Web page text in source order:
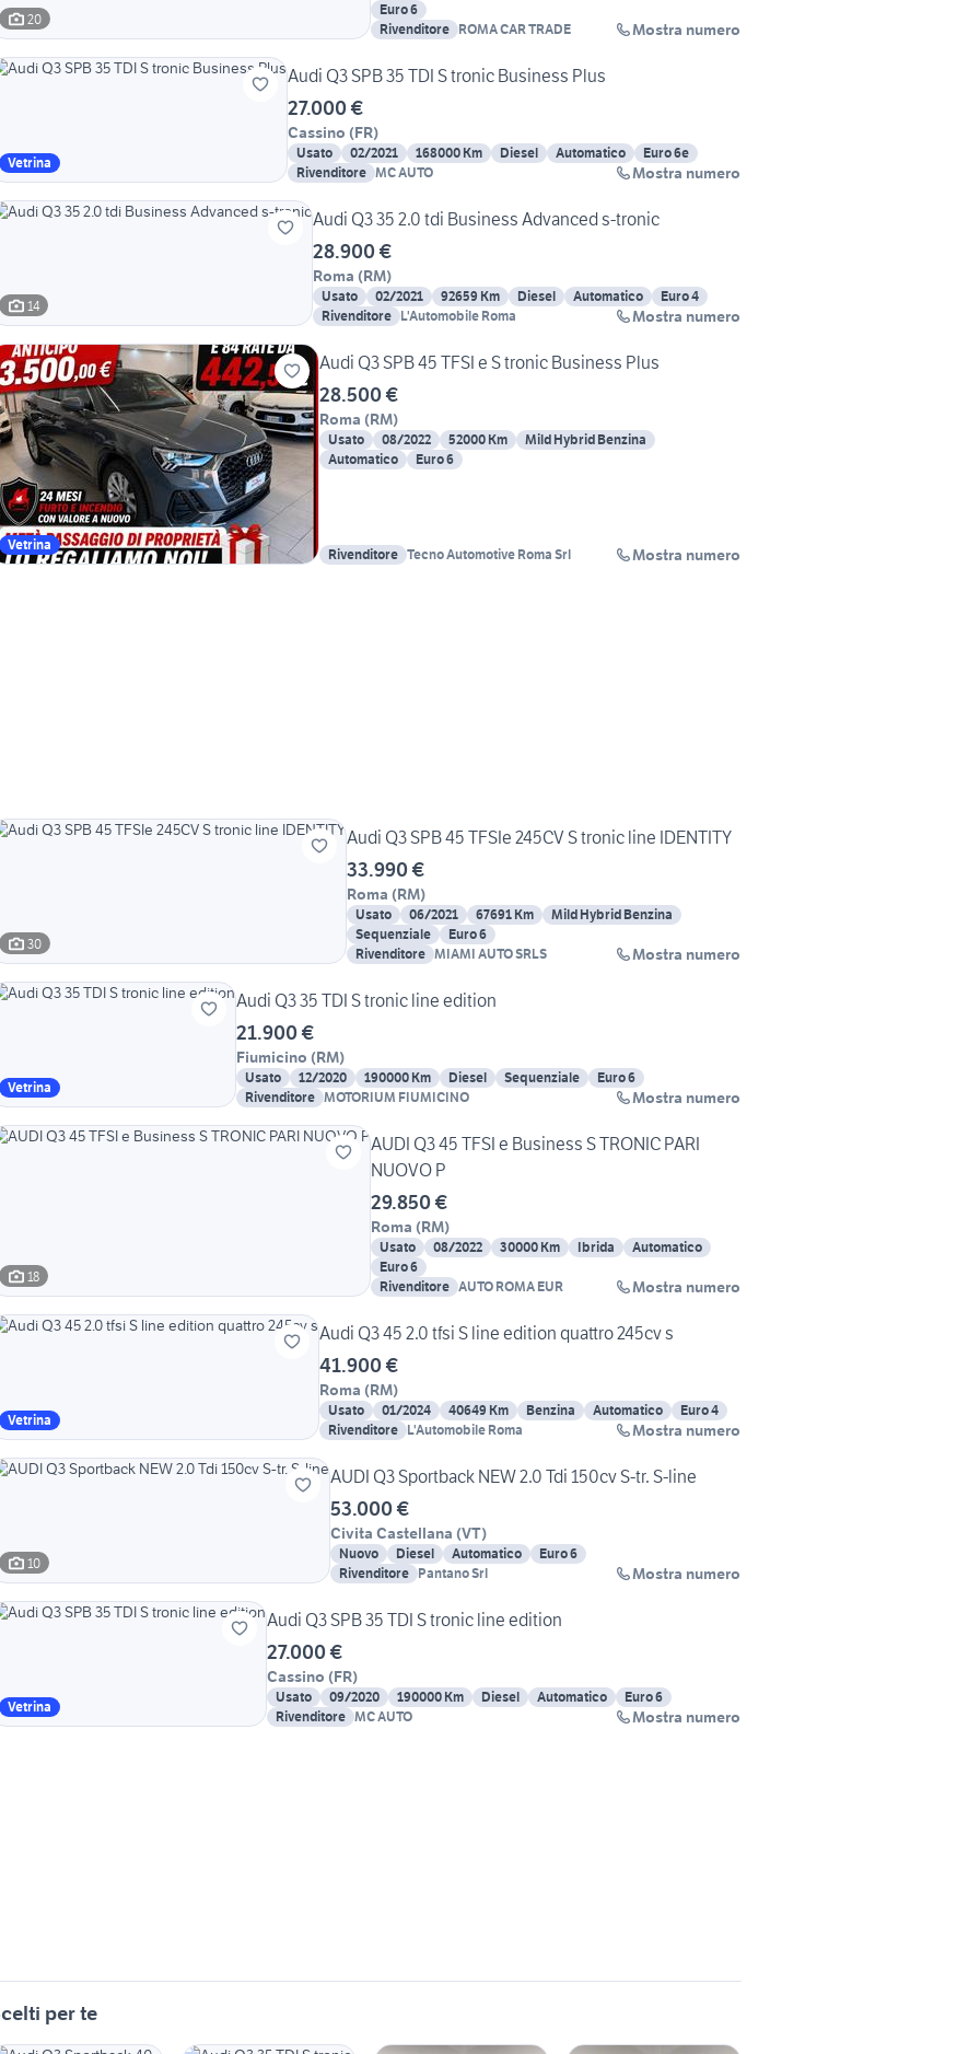
20
Euro 6
Rivenditore ROMA CAR TRADE Mostra numero
Vetrina
Audi Q3 SPB 35 TDI S tronic Business Plus
27.000 €
Cassino (FR)
Usato 02/2021 168000 Km Diesel Automatico
Euro 6e
Rivenditore MC AUTO Mostra numero
14
Audi Q3 35 2.0 tdi Business Advanced s-tronic
28.900 €
Roma (RM)
Usato 02/2021 92659 Km Diesel Automatico
Euro 4
Rivenditore L'Automobile Roma Mostra numero
Vetrina
Audi Q3 SPB 45 TFSI e S tronic Business Plus
28.500 €
Roma (RM)
Usato 08/2022 52000 Km
Mild Hybrid Benzina
Automatico
Euro 6
Rivenditore Tecno Automotive Roma Srl Mostra numero
30
Audi Q3 SPB 45 TFSIe 245CV S tronic line IDENTITY
33.990 €
Roma (RM)
Usato 06/2021 67691 Km
Mild Hybrid Benzina
Sequenziale
Euro 6
Rivenditore MIAMI AUTO SRLS Mostra numero
Vetrina
Audi Q3 35 TDI S tronic line edition
21.900 €
Fiumicino (RM)
Usato 12/2020 190000 Km Diesel Sequenziale
Euro 6
Rivenditore MOTORIUM FIUMICINO Mostra numero
18
AUDI Q3 45 TFSI e Business S TRONIC PARI
NUOVO P
29.850 €
Roma (RM)
Usato 08/2022 30000 Km Ibrida
Automatico
Euro 6
Rivenditore AUTO ROMA EUR Mostra numero
Vetrina
Audi Q3 45 2.0 tfsi S line edition quattro 245cv s
41.900 €
Roma (RM)
Usato 01/2024 40649 Km Benzina Automatico
Euro 4
Rivenditore L'Automobile Roma Mostra numero
10
AUDI Q3 Sportback NEW 2.0 Tdi 150cv S-tr. S-line
53.000 €
Civita Castellana (VT)
Nuovo Diesel Automatico
Euro 6
Rivenditore Pantano Srl Mostra numero
Vetrina
Audi Q3 SPB 35 TDI S tronic line edition
27.000 €
Cassino (FR)
Usato 09/2020 190000 Km Diesel Automatico
Euro 6
Rivenditore MC AUTO Mostra numero
per te